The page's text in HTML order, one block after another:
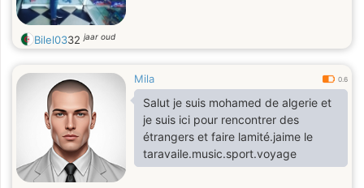
Bilel0332jaar oud
Mila 0.6
Salut je suis mohamed de algerie et
je suis ici pour rencontrer des
étrangers et faire lamité.jaime le
taravaile.music.sport.voyage